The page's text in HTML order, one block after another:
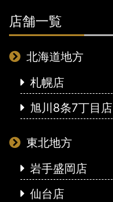
店舗一覧
北海道地方
札幌店
旭川8条7丁目店
東北地方
岩手盛岡店
仙台店